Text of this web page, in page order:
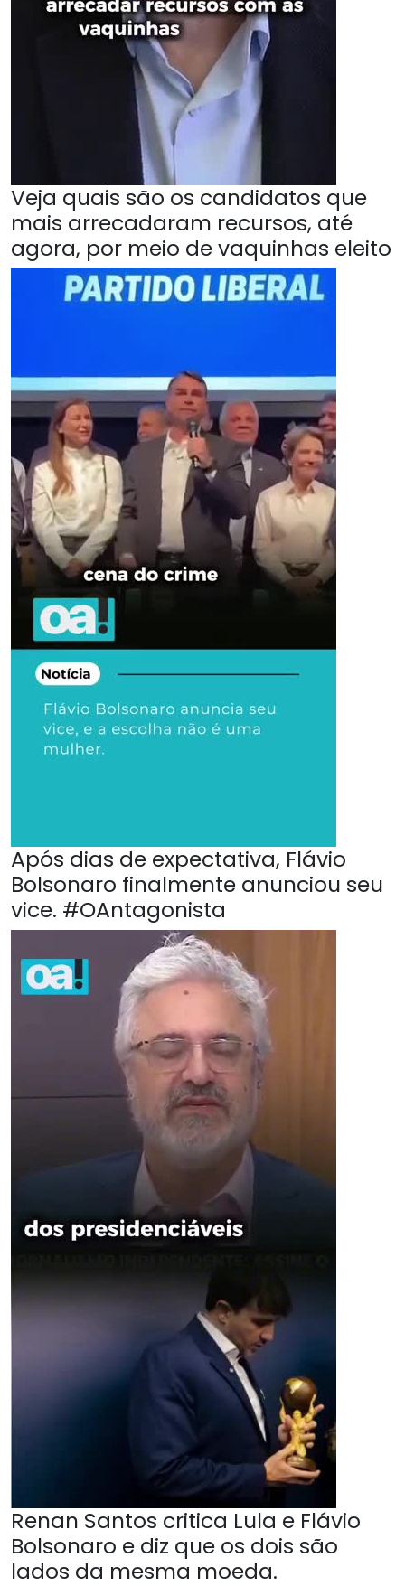
Veja quais são os candidatos que
mais arrecadaram recursos, até
agora, por meio de vaquinhas eleito
Após dias de expectativa, Flávio
Bolsonaro finalmente anunciou seu
vice. #OAntagonista
Renan Santos critica Lula e Flávio
Bolsonaro e diz que os dois são
lados da mesma moeda.